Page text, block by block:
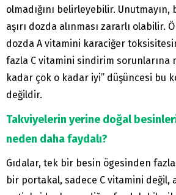
olmadığını belirleyebilir. Unutmayın,
aşırı dozda alınması zararlı olabilir.
dozda A vitamini karaciğer
fazla C vitamini sindirim sorunlarına
kadar çok o kadar iyi” düşüncesi bu
değildir.
Takviyelerin yerine doğal
neden daha faydalı?
Gıdalar, tek bir besin ögesinden
bir portakal, sadece C vitamini değil,